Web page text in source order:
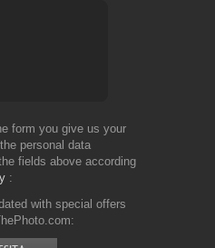
form you give us your
personal data
fields above according
with special offers